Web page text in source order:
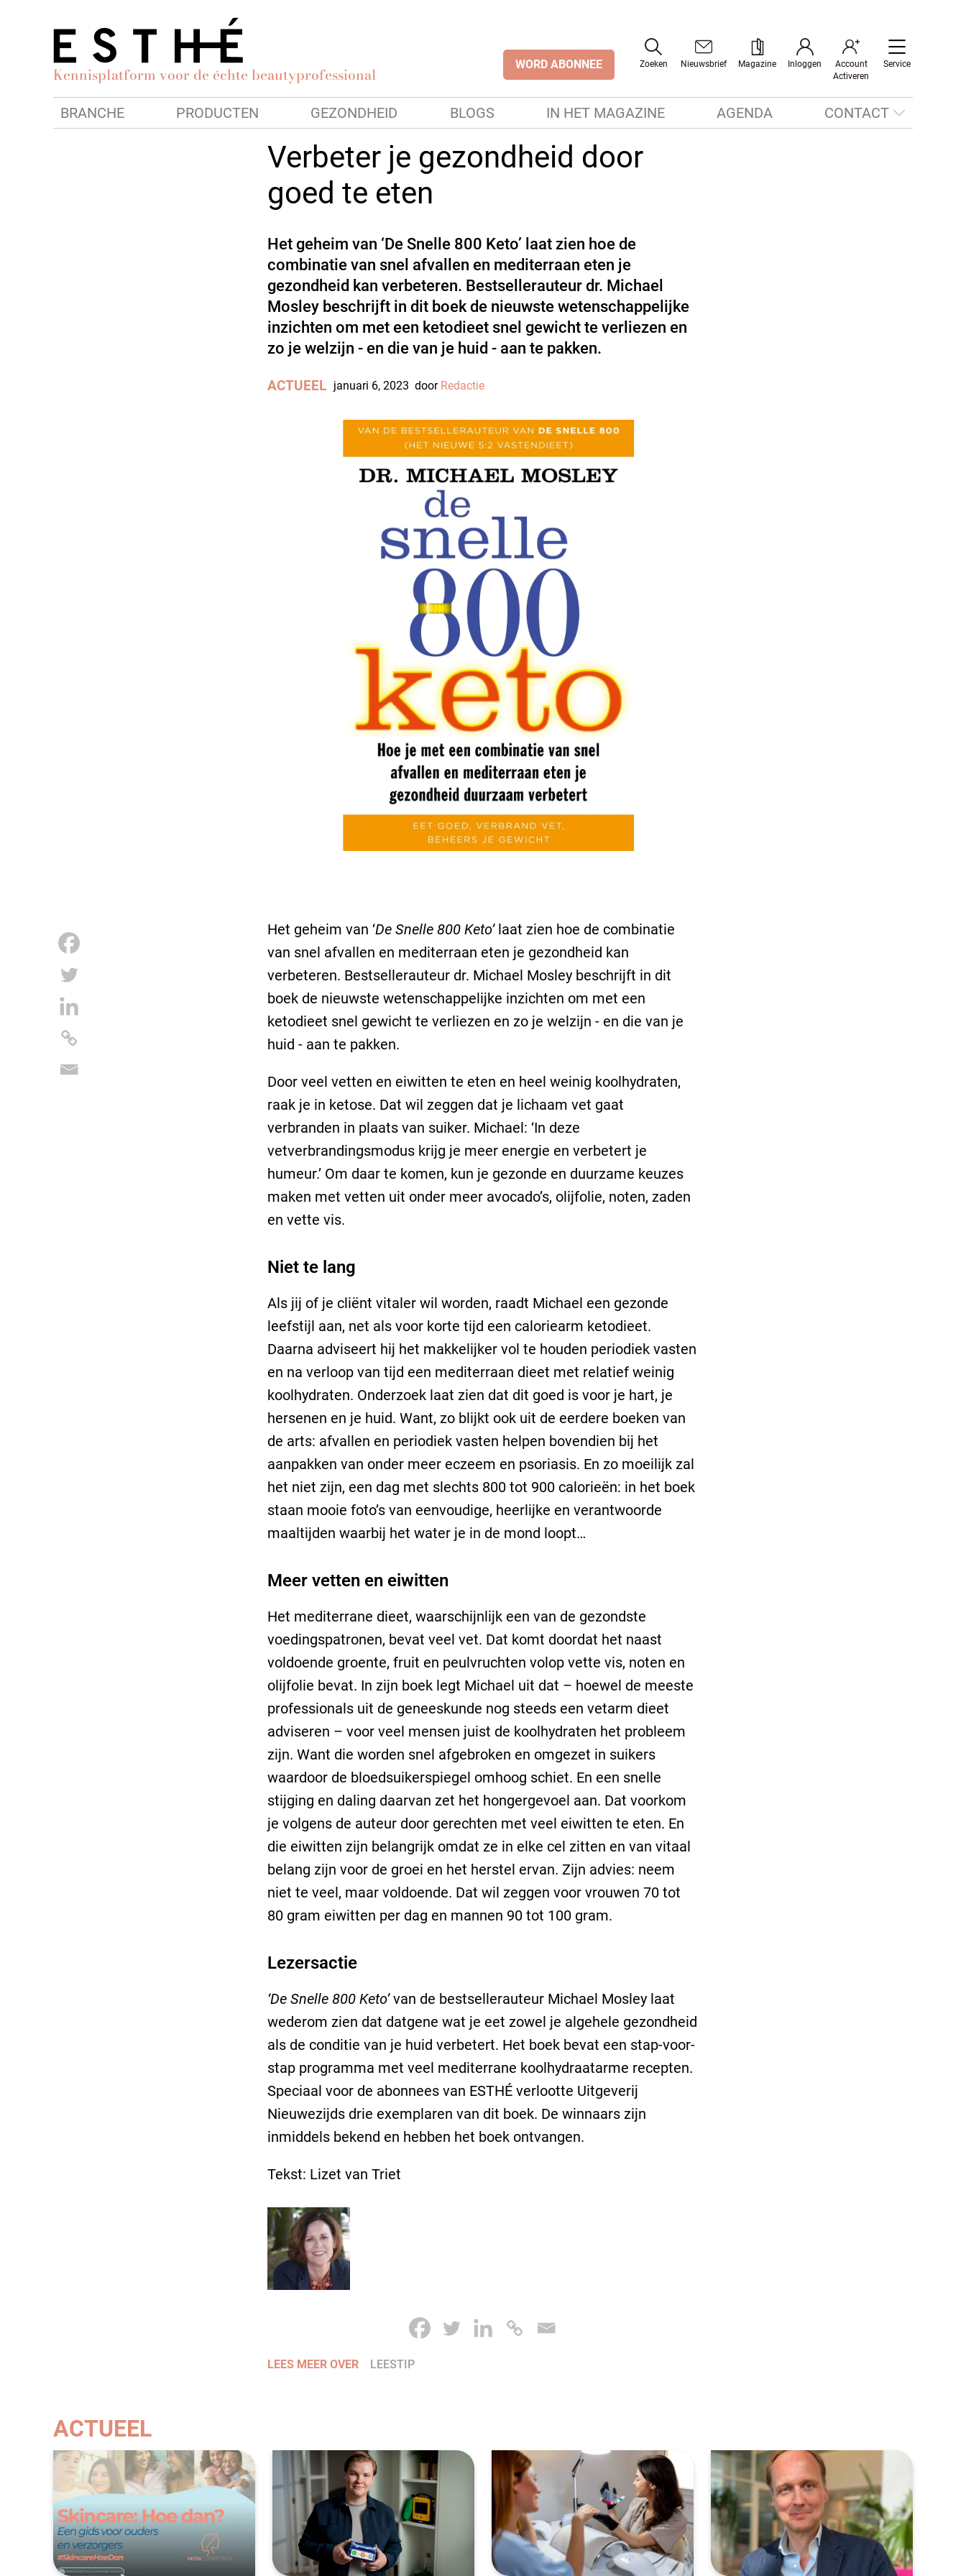
Kennisplatform voor de échte beautyprofessional WORD ABONNEE Zoeken Nieuwsbrief Magazine Inloggen
Account
Activeren
Service
BRANCHE PRODUCTEN GEZONDHEID BLOGS IN HET MAGAZINE AGENDA CONTACT
Verbeter je gezondheid door
goed te eten
Het geheim van ‘De Snelle 800 Keto’ laat zien hoe de
combinatie van snel afvallen en mediterraan eten je
gezondheid kan verbeteren. Bestsellerauteur dr. Michael
Mosley beschrijft in dit boek de nieuwste wetenschappelijke
inzichten om met een ketodieet snel gewicht te verliezen en
zo je welzijn - en die van je huid - aan te pakken.
ACTUEEL januari 6, 2023 door Redactie
Het geheim van ‘De Snelle 800 Keto’laat zien hoe de combinatie
van snel afvallen en mediterraan eten je gezondheid kan
verbeteren. Bestsellerauteur dr. Michael Mosley beschrijft in dit
boek de nieuwste wetenschappelijke inzichten om met een
ketodieet snel gewicht te verliezen en zo je welzijn - en die van je
huid - aan te pakken.
Door veel vetten en eiwitten te eten en heel weinig koolhydraten,
raak je in ketose. Dat wil zeggen dat je lichaam vet gaat
verbranden in plaats van suiker. Michael: ‘In deze
vetverbrandingsmodus krijg je meer energie en verbetert je
humeur.’ Om daar te komen, kun je gezonde en duurzame keuzes
maken met vetten uit onder meer avocado’s, olijfolie, noten, zaden
en vette vis.
Niet te lang
Als jij of je cliënt vitaler wil worden, raadt Michael een gezonde
leefstijl aan, net als voor korte tijd een caloriearm ketodieet.
Daarna adviseert hij het makkelijker vol te houden periodiek vasten
en na verloop van tijd een mediterraan dieet met relatief weinig
koolhydraten. Onderzoek laat zien dat dit goed is voor je hart, je
hersenen en je huid. Want, zo blijkt ook uit de eerdere boeken van
de arts: afvallen en periodiek vasten helpen bovendien bij het
aanpakken van onder meer eczeem en psoriasis. En zo moeilijk zal
het niet zijn, een dag met slechts 800 tot 900 calorieën: in het boek
staan mooie foto’s van eenvoudige, heerlijke en verantwoorde
maaltijden waarbij het water je in de mond loopt…
Meer vetten en eiwitten
Het mediterrane dieet, waarschijnlijk een van de gezondste
voedingspatronen, bevat veel vet. Dat komt doordat het naast
voldoende groente, fruit en peulvruchten volop vette vis, noten en
olijfolie bevat. In zijn boek legt Michael uit dat – hoewel de meeste
professionals uit de geneeskunde nog steeds een vetarm dieet
adviseren – voor veel mensen juist de koolhydraten het probleem
zijn. Want die worden snel afgebroken en omgezet in suikers
waardoor de bloedsuikerspiegel omhoog schiet. En een snelle
stijging en daling daarvan zet het hongergevoel aan. Dat voorkom
je volgens de auteur door gerechten met veel eiwitten te eten. En
die eiwitten zijn belangrijk omdat ze in elke cel zitten en van vitaal
belang zijn voor de groei en het herstel ervan. Zijn advies: neem
niet te veel, maar voldoende. Dat wil zeggen voor vrouwen 70 tot
80 gram eiwitten per dag en mannen 90 tot 100 gram.
Lezersactie
‘De Snelle 800 Keto’van de bestsellerauteur Michael Mosley laat
wederom zien dat datgene wat je eet zowel je algehele gezondheid
als de conditie van je huid verbetert. Het boek bevat een stap-voor-
stap programma met veel mediterrane koolhydraatarme recepten.
Speciaal voor de abonnees van ESTHÉ verlootte Uitgeverij
Nieuwezijds drie exemplaren van dit boek. De winnaars zijn
inmiddels bekend en hebben het boek ontvangen.
Tekst: Lizet van Triet
LEES MEER OVER LEESTIP
ACTUEEL